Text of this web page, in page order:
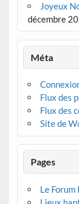
Joyeux
décembre
Méta
Flux des
Flux des
Site de
Pages
Le Forum